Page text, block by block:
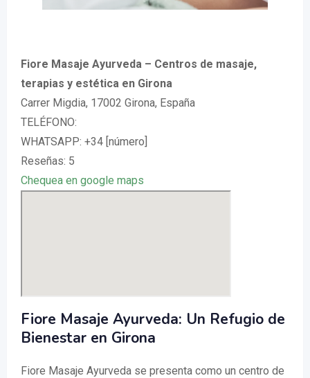
Fiore Masaje Ayurveda – Centros de masaje,
terapias y estética en Girona
Carrer Migdia, 17002 Girona, España
TELÉFONO:
WHATSAPP: +34 [número]
Reseñas: 5
Chequea en google maps
Fiore Masaje Ayurveda: Un Refugio de
Bienestar en Girona
Fiore Masaje Ayurveda se presenta como un centro de